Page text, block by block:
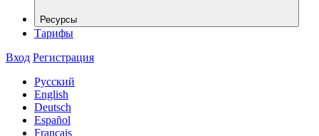
Ресурсы
Тарифы
Вход Регистрация
Русский
English
Deutsch
Español
Français